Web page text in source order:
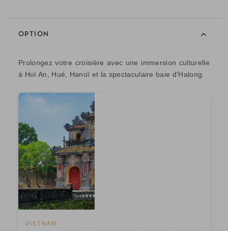
OPTION
Prolongez votre croisière avec une immersion culturelle
à Hoï An, Hué, Hanoï et la spectaculaire baie d'Halong.
VIETNAM